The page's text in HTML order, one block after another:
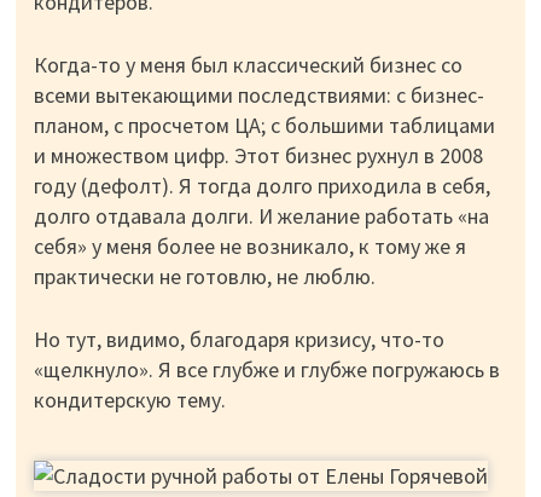
Когда-то у меня был классический бизнес со
всеми вытекающими последствиями: с бизнес-
планом, с просчетом ЦА; с большими таблицами
и множеством цифр. Этот бизнес рухнул в 2008
году (дефолт). Я тогда долго приходила в себя,
долго отдавала долги. И желание работать «на
себя» у меня более не возникало, к тому же я
практически не готовлю, не люблю.
Но тут, видимо, благодаря кризису, что-то
«щелкнуло». Я все глубже и глубже погружаюсь в
кондитерскую тему.